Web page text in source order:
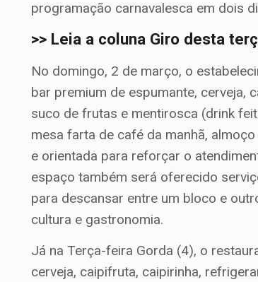
programação carnavalesca em dois
>> Leia a coluna Giro desta
No domingo, 2 de março, o
bar premium de espumante, cerveja,
suco de frutas e mentirosca (drink
mesa farta de café da manhã,
e orientada para reforçar o
espaço também será oferecido
para descansar entre um bloco e
cultura e gastronomia.
Já na Terça-feira Gorda (4), o
cerveja, caipifruta, caipirinha,